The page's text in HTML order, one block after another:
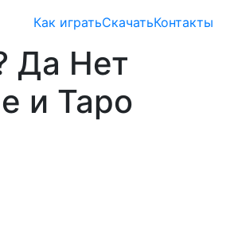
Как игратьСкачатьКонтакты
Да Нет
и Таро